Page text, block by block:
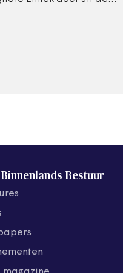
Bestuur